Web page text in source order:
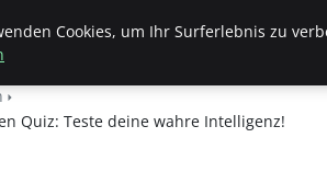
Quiz: Teste deine wahre Intelligenz!
Cookies, um Ihr Surferlebnis zu